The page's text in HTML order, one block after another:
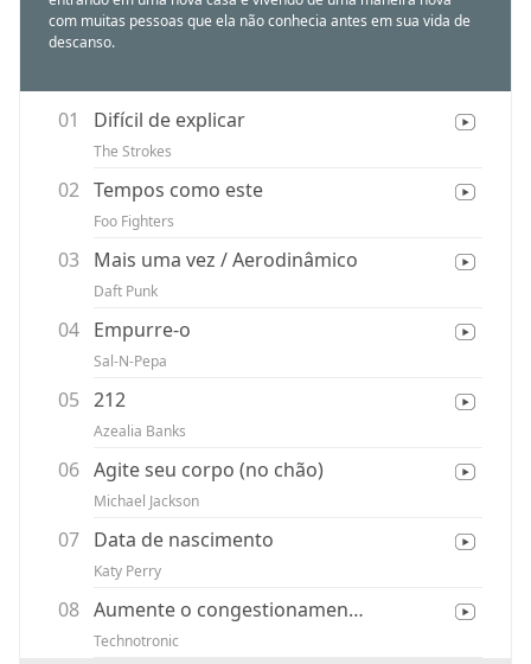
com muitas pessoas que ela não conhecia antes em sua vida de
descanso.
01 Difícil de explicar
The Strokes
02 Tempos como este
Foo Fighters
03 Mais uma vez / Aerodinâmico
Daft Punk
04 Empurre-o
Sal-N-Pepa
05 212
Azealia Banks
06 Agite seu corpo (no chão)
Michael Jackson
07 Data de nascimento
Katy Perry
08 Aumente o congestionamento
Technotronic